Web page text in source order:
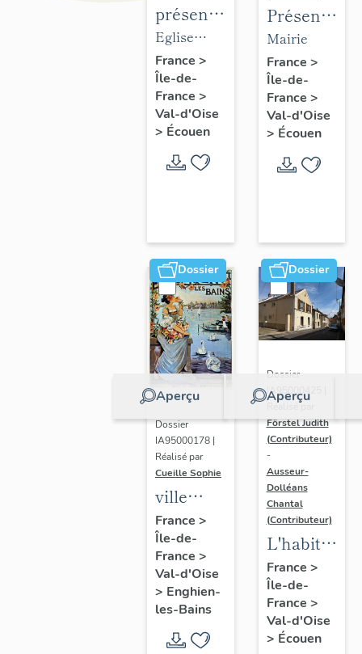
présentation
du
mobilier
de
l'église
d'Ecouen
Eglise
Saint-
Acceul
France >
Île-de-
France >
Val-d'Oise
> Écouen
du
mobilier
de la
mairie
d'Ecouen
Mairie
France >
Île-de-
France >
Val-d'Oise
> Écouen
Dossier
Aperçu
Dossier
IA95000178 |
Réalisé par
Cueille Sophie
ville
thermale
d'Enghien-
les-Bains
France >
Île-de-
France >
Val-d'Oise
> Enghien-
les-Bains
Dossier
Aperçu
Dossier
IA95000425 |
Réalisé par
Förstel Judith
(Contributeur)
-
Ausseur-
Dolléans
Chantal
(Contributeur)
L'habitat
d'Ecouen
France >
Île-de-
France >
Val-d'Oise
> Écouen